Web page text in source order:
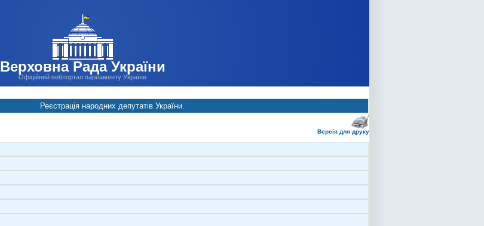
Верховна Рада України
Офіційний вебпортал парламенту України
Реєстрація народних депутатів України.
Версія для друку